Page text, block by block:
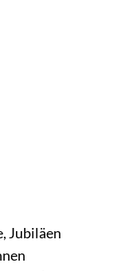
Jubiläen